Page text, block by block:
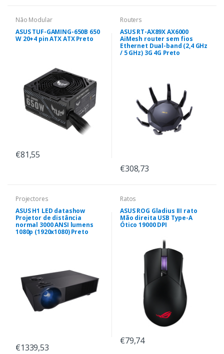
Não Modular
ASUS TUF-GAMING-650B 650
W 20+4 pin ATX ATX Preto
€81,55
Routers
ASUS RT-AX89X AX6000
AiMesh router sem fios
Ethernet Dual-band (2,4 GHz
/ 5 GHz) 3G 4G Preto
€308,73
Projectores
ASUS H1 LED datashow
Projetor de distância
normal 3000 ANSI lumens
1080p (1920x1080) Preto
€1339,53
Ratos
ASUS ROG Gladius III rato
Mão direita USB Type-A
Ótico 19000 DPI
€79,74